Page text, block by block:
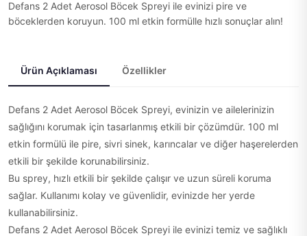
Defans 2 Adet Aerosol Böcek Spreyi ile evinizi pire ve
böceklerden koruyun. 100 ml etkin formülle hızlı sonuçlar alın!
Ürün Açıklaması Özellikler
Defans 2 Adet Aerosol Böcek Spreyi, evinizin ve ailelerinizin
sağlığını korumak için tasarlanmış etkili bir çözümdür. 100 ml
etkin formülü ile pire, sivri sinek, karıncalar ve diğer haşerelerden
etkili bir şekilde korunabilirsiniz.
Bu sprey, hızlı etkili bir şekilde çalışır ve uzun süreli koruma
sağlar. Kullanımı kolay ve güvenlidir, evinizde her yerde
kullanabilirsiniz.
Defans 2 Adet Aerosol Böcek Spreyi ile evinizi temiz ve sağlıklı